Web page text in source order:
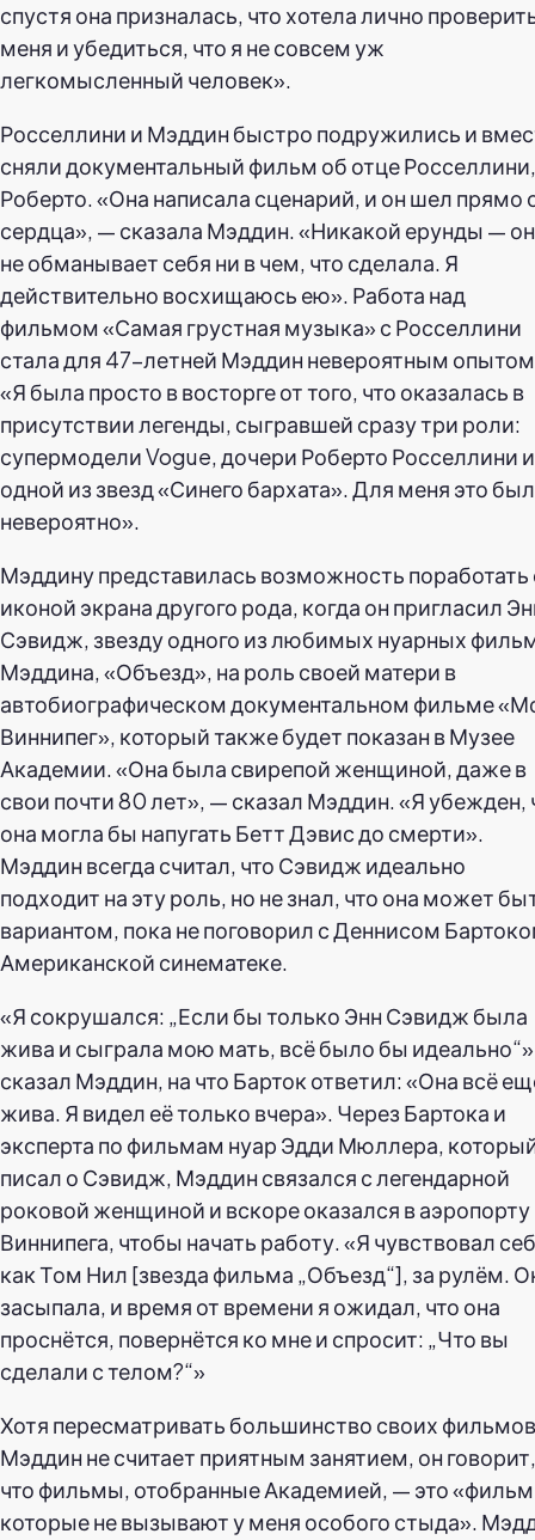
спустя она призналась, что хотела лично
меня и убедиться, что я не совсем уж
легкомысленный человек».
Росселлини и Мэддин быстро подружились и
сняли документальный фильм об отце Росселлини,
Роберто. «Она написала сценарий, и он шел прямо
сердца», — сказала Мэддин. «Никакой ерунды —
не обманывает себя ни в чем, что сделала. Я
действительно восхищаюсь ею». Работа над
фильмом «Самая грустная музыка» с Росселлини
стала для 47-летней Мэддин невероятным
«Я была просто в восторге от того, что оказалась в
присутствии легенды, сыгравшей сразу три роли:
супермодели Vogue, дочери Роберто Росселлини и
одной из звезд «Синего бархата». Для меня это
невероятно».
Мэддину представилась возможность поработать
иконой экрана другого рода, когда он пригласил
Сэвидж, звезду одного из любимых нуарных
Мэддина, «Объезд», на роль своей матери в
автобиографическом документальном фильме
Виннипег», который также будет показан в Музее
Академии. «Она была свирепой женщиной, даже в
свои почти 80 лет», — сказал Мэддин. «Я убежден,
она могла бы напугать Бетт Дэвис до смерти».
Мэддин всегда считал, что Сэвидж идеально
подходит на эту роль, но не знал, что она может
вариантом, пока не поговорил с Деннисом
Американской синематеке.
«Я сокрушался: „Если бы только Энн Сэвидж была
жива и сыграла мою мать, всё было бы
сказал Мэддин, на что Барток ответил: «Она всё
жива. Я видел её только вчера». Через Бартока и
эксперта по фильмам нуар Эдди Мюллера,
писал о Сэвидж, Мэддин связался с легендарной
роковой женщиной и вскоре оказался в аэропорту
Виннипега, чтобы начать работу. «Я чувствовал
как Том Нил [звезда фильма „Объезд“], за рулём.
засыпала, и время от времени я ожидал, что она
проснётся, повернётся ко мне и спросит: „Что вы
сделали с телом?“»
Хотя пересматривать большинство своих фильмов
Мэддин не считает приятным занятием, он говорит,
что фильмы, отобранные Академией, — это
которые не вызывают у меня особого стыда».